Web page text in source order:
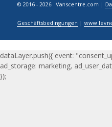
© 2016 - 2026 Vanscentre.com |
Geschäftsbedingungen |
dataLayer.push({ event:
ad_storage: marketing,
});